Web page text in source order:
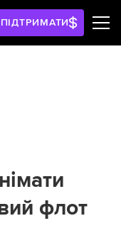
ПІДТРИМАТИ
флот